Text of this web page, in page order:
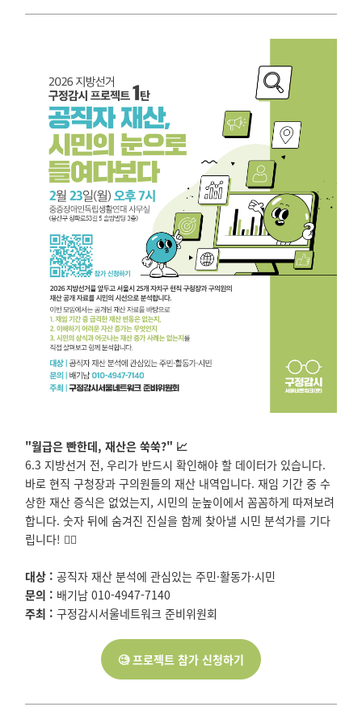
"월급은 빤한데, 재산은 쑥쑥?" 📈
6.3 지방선거 전, 우리가 반드시 확인해야 할 데이터가 있습니다.
바로 현직 구청장과 구의원들의 재산 내역입니다. 재임 기간 중 수
상한 재산 증식은 없었는지, 시민의 눈높이에서 꼼꼼하게 따져보려
합니다. 숫자 뒤에 숨겨진 진실을 함께 찾아낼 시민 분석가를 기다
립니다! 🕵️‍♀️
대상 : 공직자 재산 분석에 관심있는 주민·활동가·시민
문의 : 배기남 010-4947-7140
주최 : 구정감시서울네트워크 준비위원회
🧐 프로젝트 참가 신청하기